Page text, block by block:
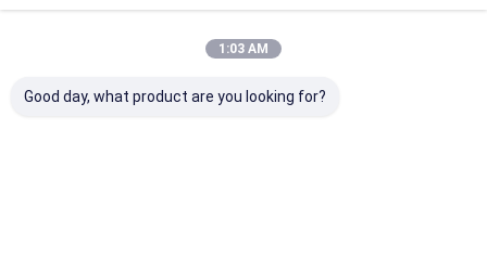
Kategori Kami
1:03 AM
Good day, what product are you looking for?